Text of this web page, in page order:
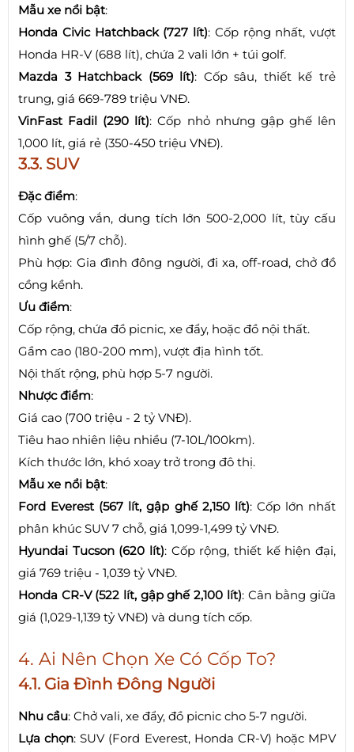
Mẫu xe nổi bật:
Honda Civic Hatchback (727 lít): Cốp rộng nhất, vượt
Honda HR-V (688 lít), chứa 2 vali lớn + túi golf.
Mazda 3 Hatchback (569 lít): Cốp sâu, thiết kế trẻ
trung, giá 669-789 triệu VNĐ.
VinFast Fadil (290 lít): Cốp nhỏ nhưng gập ghế lên
1,000 lít, giá rẻ (350-450 triệu VNĐ).
3.3. SUV
Đặc điểm:
Cốp vuông vắn, dung tích lớn 500-2,000 lít, tùy cấu
hình ghế (5/7 chỗ).
Phù hợp: Gia đình đông người, đi xa, off-road, chở đồ
cồng kềnh.
Ưu điểm:
Cốp rộng, chứa đồ picnic, xe đẩy, hoặc đồ nội thất.
Gầm cao (180-200 mm), vượt địa hình tốt.
Nội thất rộng, phù hợp 5-7 người.
Nhược điểm:
Giá cao (700 triệu - 2 tỷ VNĐ).
Tiêu hao nhiên liệu nhiều (7-10L/100km).
Kích thước lớn, khó xoay trở trong đô thị.
Mẫu xe nổi bật:
Ford Everest (567 lít, gập ghế 2,150 lít): Cốp lớn nhất
phân khúc SUV 7 chỗ, giá 1,099-1,499 tỷ VNĐ.
Hyundai Tucson (620 lít): Cốp rộng, thiết kế hiện đại,
giá 769 triệu - 1,039 tỷ VNĐ.
Honda CR-V (522 lít, gập ghế 2,100 lít): Cân bằng giữa
giá (1,029-1,139 tỷ VNĐ) và dung tích cốp.
4. Ai Nên Chọn Xe Có Cốp To?
4.1. Gia Đình Đông Người
Nhu cầu: Chở vali, xe đẩy, đồ picnic cho 5-7 người.
Lựa chọn: SUV (Ford Everest, Honda CR-V) hoặc MPV